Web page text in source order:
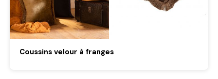
Coussins velour à franges